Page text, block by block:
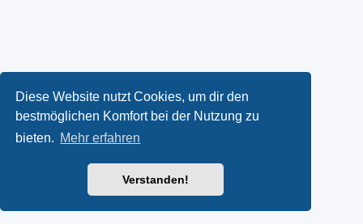
Diese Website nutzt Cookies, um dir den
bestmöglichen Komfort bei der Nutzung zu
bieten. Mehr erfahren
Verstanden!